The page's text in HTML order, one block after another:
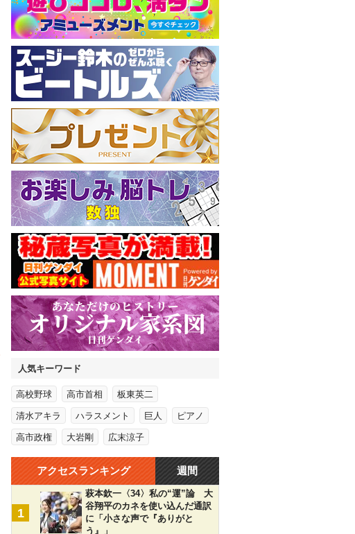
人気キーワード
高校野球 高市首相 板東英二
清水アキラ ハラスメント 巨人 ピアノ
高市政権 大岩剛 広末涼子
アクセスランキング 週間
1
萩本欽一〈34〉私の“運”論 大
谷翔平のカネを使い込んだ通訳
に「小さな声で『ありがと
う』」